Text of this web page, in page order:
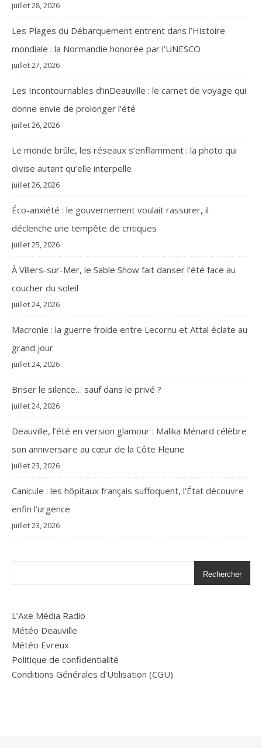
juillet 28, 2026
Les Plages du Débarquement entrent dans l’Histoire
mondiale : la Normandie honorée par l’UNESCO
juillet 27, 2026
Les Incontournables d’inDeauville : le carnet de voyage qui
donne envie de prolonger l’été
juillet 26, 2026
Le monde brûle, les réseaux s’enflamment : la photo qui
divise autant qu’elle interpelle
juillet 26, 2026
Éco-anxiété : le gouvernement voulait rassurer, il
déclenche une tempête de critiques
juillet 25, 2026
À Villers-sur-Mer, le Sable Show fait danser l’été face au
coucher du soleil
juillet 24, 2026
Macronie : la guerre froide entre Lecornu et Attal éclate au
grand jour
juillet 24, 2026
Briser le silence… sauf dans le privé ?
juillet 24, 2026
Deauville, l’été en version glamour : Malika Ménard célèbre
son anniversaire au cœur de la Côte Fleurie
juillet 23, 2026
Canicule : les hôpitaux français suffoquent, l’État découvre
enfin l’urgence
juillet 23, 2026
Rechercher
L’Axe Média Radio
Météo Deauville
Météo Evreux
Politique de confidentialité
Conditions Générales d'Utilisation (CGU)